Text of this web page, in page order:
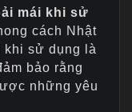
mái khi sử
cách Nhật
khi sử dụng là
bảo rằng
những yêu